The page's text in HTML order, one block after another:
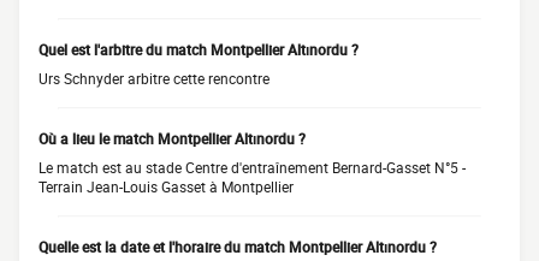
Quel est l'arbitre du match Montpellier Altınordu ?
Urs Schnyder arbitre cette rencontre
Où a lieu le match Montpellier Altınordu ?
Le match est au stade Centre d'entraînement Bernard-Gasset N°5 -
Terrain Jean-Louis Gasset à Montpellier
Quelle est la date et l'horaire du match Montpellier Altınordu ?